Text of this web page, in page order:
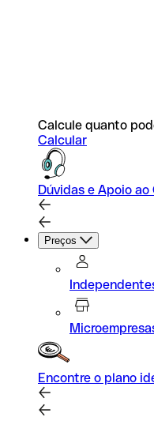
Calcule quanto
Calcular
Dúvidas e Apoio
Preços
Encontre o plano